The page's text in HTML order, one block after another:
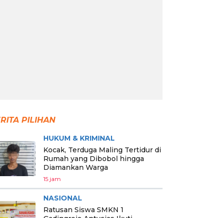
PILIHAN
HUKUM & KRIMINAL
Kocak, Terduga Maling Tertidur di
Rumah yang Dibobol hingga
Diamankan Warga
15 jam
NASIONAL
Ratusan Siswa SMKN 1